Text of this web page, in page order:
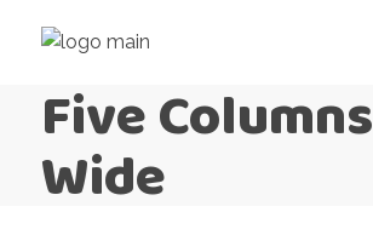
Five Columns
Wide